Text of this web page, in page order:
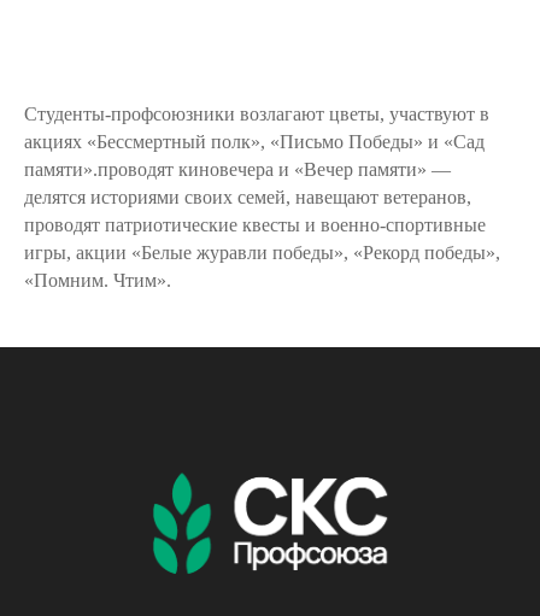
Студенты-профсоюзники возлагают цветы, участвуют в
акциях «Бессмертный полк», «Письмо Победы» и «Сад
памяти».проводят киновечера и «Вечер памяти» —
делятся историями своих семей, навещают ветеранов,
проводят патриотические квесты и военно-спортивные
игры, акции «Белые журавли победы», «Рекорд победы»,
«Помним. Чтим».